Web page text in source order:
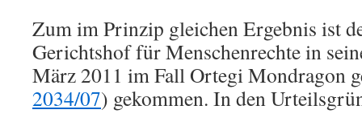
Zum im Prinzip gleichen Ergebnis ist
Gerichtshof für Menschenrechte in
März 2011 im Fall Ortegi Mondragon
2034/07) gekommen. In den